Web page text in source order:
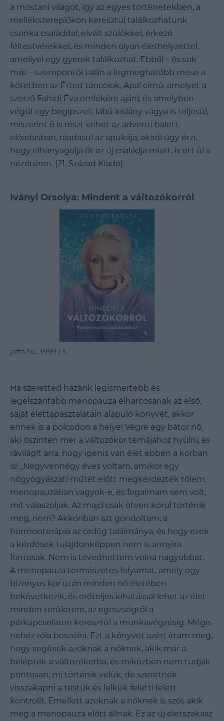
a mostani világot, így az egyes történetekben, a
mellékszereplőkön keresztül találkozhatunk
csonka családdal, elvált szülőkkel, érkező
féltestvérekkel, és minden olyan élethelyzettel,
amellyel egy gyerek találkozhat. Ebből – és sok
más – szempontól talán a legmeghatóbb mese a
kötetben az Érted táncolok, Apa! című, amelyet a
szerző Fahidi Éva emlékére ajánl, és amelyben
végül egy begipszelt lábú kislány vágya is teljesül,
miszerint ő is részt vehet az adventi balett-
előadásban, ráadásul az apukája, akiről úgy érzi,
hogy elhanyagolja őt az új családja miatt, is ott ül a
nézőtéren. (21. Század Kiadó)
Iványi Orsolya: Mindent a változókorról
jaffa.hu, 3999 Ft.
Ha szeretted hazánk legismertebb és
legelszántabb menopauza élharcosának az első,
saját élettapasztalatain alapuló könyvét, akkor
ennek is a polcodon a helye! Végre egy bátor nő,
aki őszintén mer a változókor témájához nyúlni, és
rávilágít arra, hogy igenis van élet ebben a korban
is! „Negyvennégy éves voltam, amikor egy
nőgyógyászati műtét előtt megkérdezték tőlem,
menopauzában vagyok-e, és fogalmam sem volt,
mit válaszoljak. Az majd csak ötven körül történik
meg, nem? Akkoriban azt gondoltam, a
hormonterápia az ördög találmánya, és hogy ezek
a kérdések tulajdonképpen nem is annyira
fontosak. Nem is tévedhettem volna nagyobbat.
A menopauza természetes folyamat, amely egy
bizonyos kor után minden nő életében
bekövetkezik, és erőteljes kihatással lehet az élet
minden területére, az egészségtől a
párkapcsolaton keresztül a munkavégzésig. Mégis
nehéz róla beszélni. Ezt a könyvet azért írtam meg,
hogy segítsek azoknak a nőknek, akik már a
beléptek a változókorba, és miközben nem tudják
pontosan, mi történik velük, de szeretnék
visszakapni a testük és lelkük feletti felett
kontrollt. Emellett azoknak a nőknek is szól, akik
még a menopauza előtt állnak. Ez az új életszakasz